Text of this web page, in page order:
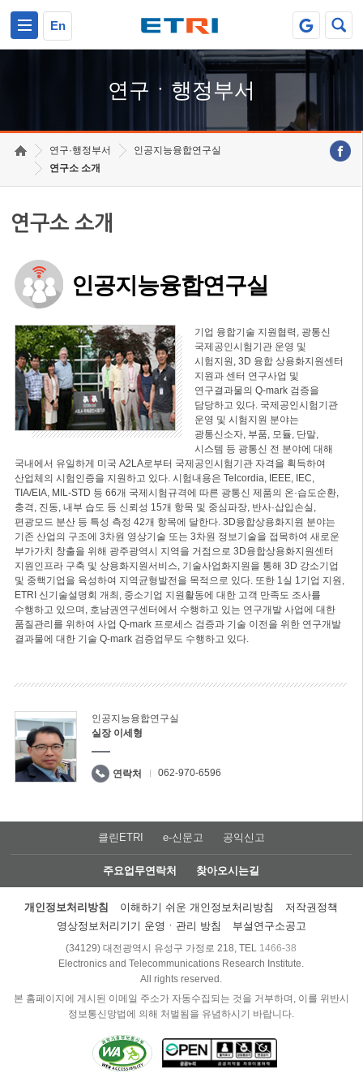
En
연구ㆍ행정부서
연구·행정부서
인공지능융합연구실
연구소 소개
연구소 소개
인공지능융합연구실
기업 융합기술 지원협력, 광통신
국제공인시험기관 운영 및
시험지원, 3D 융합 상용화지원센터
지원과 센터 연구사업 및
연구결과물의 Q-mark 검증을
담당하고 있다. 국제공인시험기관
운영 및 시험지원 분야는
광통신소자, 부품, 모듈, 단말,
시스템 등 광통신 전 분야에 대해
국내에서 유일하게 미국 A2LA로부터 국제공인시험기관 자격을 획득하여
산업체의 시험인증을 지원하고 있다. 시험내용은 Telcordia, IEEE, IEC,
TIA/EIA, MIL-STD 등 66개 국제시험규격에 따른 광통신 제품의 온·습도순환,
충격, 진동, 내부 습도 등 신뢰성 15개 항목 및 중심파장, 반사·삽입손실,
편광모드 분산 등 특성 측정 42개 항목에 달한다. 3D융합상용화지원 분야는
기존 산업의 구조에 3차원 영상기술 또는 3차원 정보기술을 접목하여 새로운
부가가치 창출을 위해 광주광역시 지역을 거점으로 3D융합상용화지원센터
지원인프라 구축 및 상용화지원서비스, 기술사업화지원을 통해 3D 강소기업
및 중핵기업을 육성하여 지역균형발전을 목적으로 있다. 또한 1실 1기업 지원,
ETRI 신기술설명회 개최, 중소기업 지원활동에 대한 고객 만족도 조사를
수행하고 있으며, 호남권연구센터에서 수행하고 있는 연구개발 사업에 대한
품질관리를 위하여 사업 Q-mark 프로세스 검증과 기술 이전을 위한 연구개발
결과물에 대한 기술 Q-mark 검증업무도 수행하고 있다.
인공지능융합연구실
실장 이세형
연락처 062-970-6596
클린ETRI e-신문고 공익신고
주요업무연락처 찾아오시는길
개인정보처리방침 이해하기 쉬운 개인정보처리방침
저작권정책
영상정보처리기기 운영ㆍ관리 방침
부설연구소공고
(34129) 대전광역시 유성구 가정로 218, TEL 1466-38
Electronics and Telecommunications Research Institute.
All rights reserved.
본 홈페이지에 게시된 이메일 주소가 자동수집되는 것을 거부하며, 이를 위반시
정보통신망법에 의해 처벌됨을 유념하시기 바랍니다.